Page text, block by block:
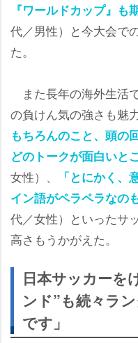
『ワールドカップ』も
代／男性）と今大会で
た。
また長年の海外生活
の負けん気の強さも魅力
もちろんのこと、頭の
どのトークが面白いと
女性）、
「とにかく
イン語がペラペラなの
代／女性）といったサ
高さもうかがえた。
日本サッカーを
ンド”も続々ラ
です」